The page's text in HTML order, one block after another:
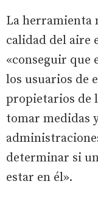
La herramienta
calidad del aire
«conseguir que
los usuarios de
propietarios de
tomar medidas
determinar si
estar en él».